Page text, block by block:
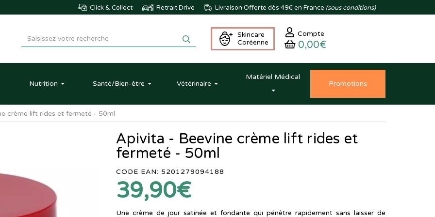
Click & Collect Retrait Drive Livraison Offerte dès 49€ en France (sous conditions)
Skincare
Coréenne
Compte
0,00€
Nutrition Santé/Bien-être Vétérinaire
Matériel Médical
Promotions
crème lift rides et fermeté - 50ml
Apivita - Beevine crème lift rides et
fermeté - 50ml
CODE EAN: 5201279094188
39,90€
Une crème de jour satinée et fondante qui pénètre rapidement sans laisser de